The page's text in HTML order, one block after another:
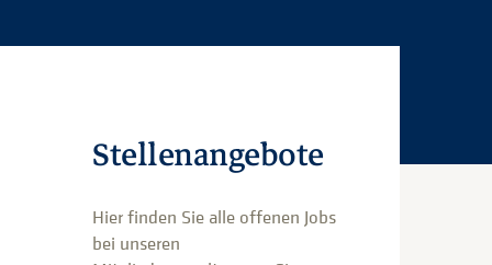
Stellenangebote
Hier finden Sie alle offenen Jobs
bei unseren